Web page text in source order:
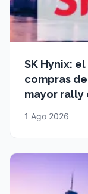
SK Hynix:
compras
mayor rally
1 Ago 2026